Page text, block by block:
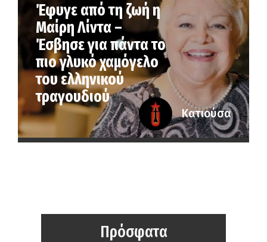
Έφυγε από τη ζωή η
Μαίρη Λίντα –
Έσβησε για πάντα το
πιο γλυκό χαμόγελο
του ελληνικού
τραγουδιού
Κατιούσα
Πρόσφατα